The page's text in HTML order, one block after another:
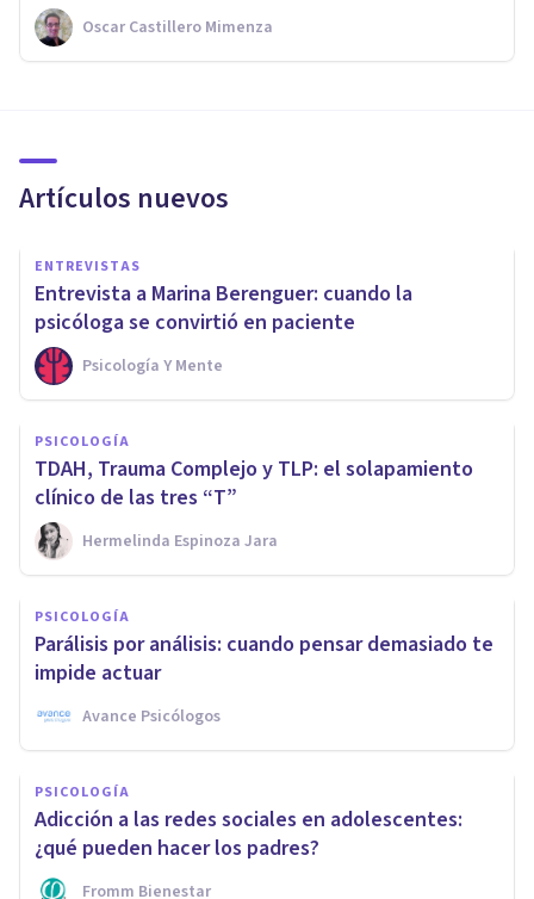
Oscar Castillero Mimenza
Artículos nuevos
ENTREVISTAS
Entrevista a Marina Berenguer: cuando la
psicóloga se convirtió en paciente
Psicología Y Mente
PSICOLOGÍA
TDAH, Trauma Complejo y TLP: el solapamiento
clínico de las tres “T”
Hermelinda Espinoza Jara
PSICOLOGÍA
Parálisis por análisis: cuando pensar demasiado te
impide actuar
Avance Psicólogos
PSICOLOGÍA
Adicción a las redes sociales en adolescentes:
¿qué pueden hacer los padres?
Fromm Bienestar